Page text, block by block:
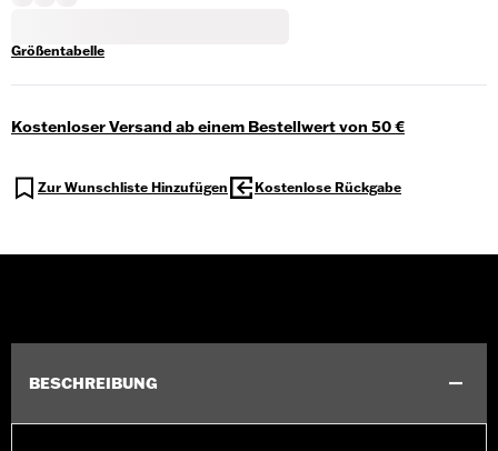
Größentabelle
Kostenloser Versand ab einem Bestellwert von 50 €
Zur Wunschliste Hinzufügen Kostenlose Rückgabe
BESCHREIBUNG